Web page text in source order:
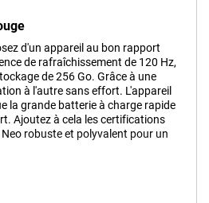
d'un appareil au bon rapport
de rafraîchissement de 120 Hz,
de 256 Go. Grâce à une
à l'autre sans effort. L'appareil
la grande batterie à charge rapide
Ajoutez à cela les certifications
robuste et polyvalent pour un